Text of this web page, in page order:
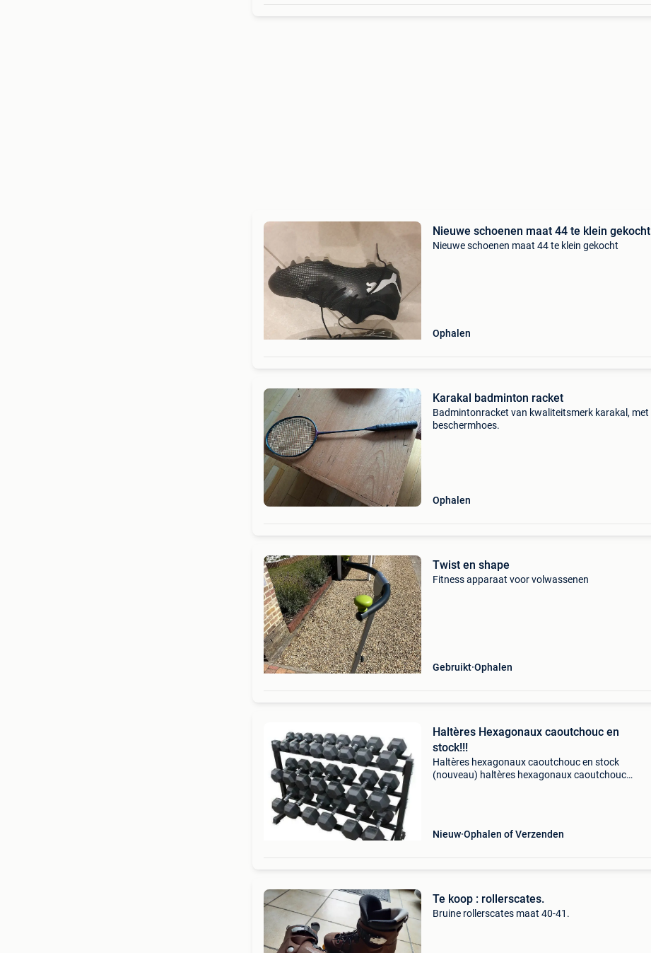
Nieuwe schoenen maat 44 te klein gekocht
Nieuwe schoenen maat 44 te klein gekocht
Ophalen
Karakal badminton racket
Badmintonracket van kwaliteitsmerk karakal, met
beschermhoes.
Ophalen
Twist en shape
Fitness apparaat voor volwassenen
Gebruikt Ophalen
Haltères Hexagonaux caoutchouc en
stock!!!
Haltères hexagonaux caoutchouc en stock
(nouveau) haltères hexagonaux caoutchouc
Nieuw Ophalen of Verzenden
Te koop : rollerscates.
Bruine rollerscates maat 40-41.